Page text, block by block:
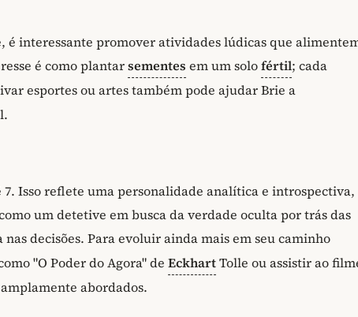
é interessante promover atividades lúdicas que
é como plantarsementes em um solofértil; cada
esportes ou artes também pode ajudar Brie a
Isso reflete uma personalidade analítica e introspectiva,
um detetive em busca da verdade oculta por trás das
nas decisões. Para evoluir ainda mais em seu caminho
"O Poder do Agora" de EckhartTolle ou assistir ao
abordados.